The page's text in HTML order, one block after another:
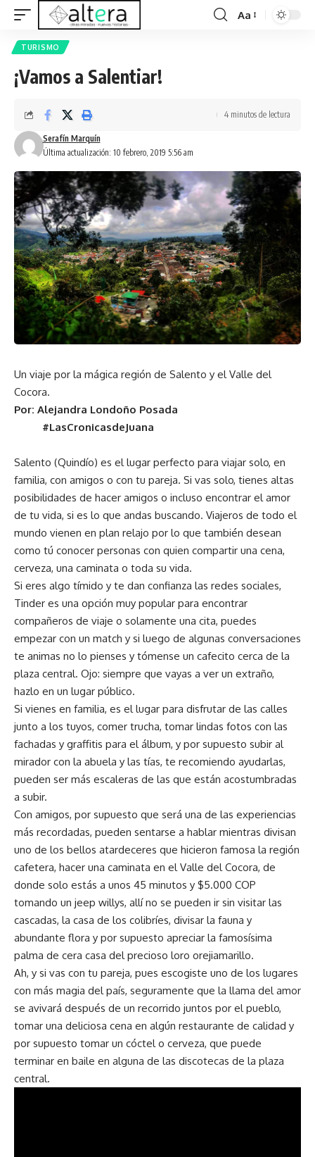
Aa
TURISMO
¡Vamos a Salentiar!
Última actualización: 10 febrero, 2019 5:56 am
Serafín Marquín
4 minutos de lectura
Un viaje por la mágica región de Salento y el Valle del
Cocora.
Por: Alejandra Londoño Posada
#LasCronicasdeJuana
Salento (Quindío) es el lugar perfecto para viajar solo, en
familia, con amigos o con tu pareja. Si vas solo, tienes altas
posibilidades de hacer amigos o incluso encontrar el amor
de tu vida, si es lo que andas buscando. Viajeros de todo el
mundo vienen en plan relajo por lo que también desean
como tú conocer personas con quien compartir una cena,
cerveza, una caminata o toda su vida.
Si eres algo tímido y te dan confianza las redes sociales,
Tinder es una opción muy popular para encontrar
compañeros de viaje o solamente una cita, puedes
empezar con un match y si luego de algunas conversaciones
te animas no lo pienses y tómense un cafecito cerca de la
plaza central. Ojo: siempre que vayas a ver un extraño,
hazlo en un lugar público.
Si vienes en familia, es el lugar para disfrutar de las calles
junto a los tuyos, comer trucha, tomar lindas fotos con las
fachadas y graffitis para el álbum, y por supuesto subir al
mirador con la abuela y las tías, te recomiendo ayudarlas,
pueden ser más escaleras de las que están acostumbradas
a subir.
Con amigos, por supuesto que será una de las experiencias
más recordadas, pueden sentarse a hablar mientras divisan
uno de los bellos atardeceres que hicieron famosa la región
cafetera, hacer una caminata en el Valle del Cocora, de
donde solo estás a unos 45 minutos y $5.000 COP
tomando un jeep willys, allí no se pueden ir sin visitar las
cascadas, la casa de los colibríes, divisar la fauna y
abundante flora y por supuesto apreciar la famosísima
palma de cera casa del precioso loro orejiamarillo.
Ah, y si vas con tu pareja, pues escogiste uno de los lugares
con más magia del país, seguramente que la llama del amor
se avivará después de un recorrido juntos por el pueblo,
tomar una deliciosa cena en algún restaurante de calidad y
por supuesto tomar un cóctel o cerveza, que puede
terminar en baile en alguna de las discotecas de la plaza
central.